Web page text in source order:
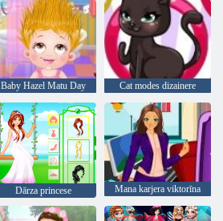
Baby Hazel Matu Day Cat modes dizainere
Dārza princese Mana karjera viktorīna